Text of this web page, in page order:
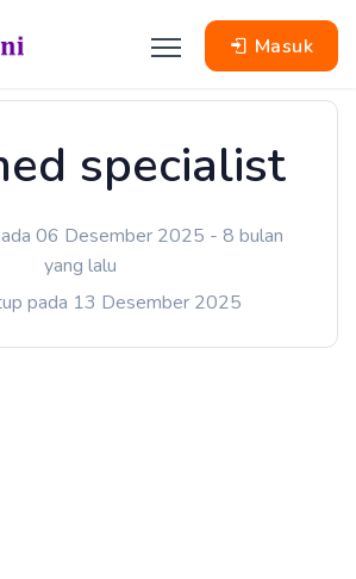
Masuk
specialist
06 Desember 2025 - 8 bulan
yang lalu
pada 13 Desember 2025